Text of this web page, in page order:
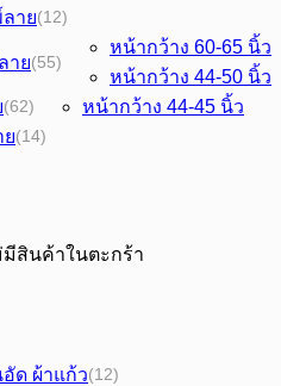
มีสินค้าในตะกร้า
าย(12)
าย(55)
หน้ากว้าง 60-65 นิ้ว
หน้ากว้าง 44-50 นิ้ว
(62)
หน้ากว้าง 44-45 นิ้ว
(14)
ด ผ้าแก้ว(12)